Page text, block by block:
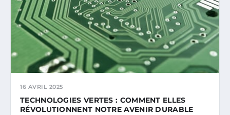
16 AVRIL 2025
TECHNOLOGIES VERTES : COMMENT ELLES
RÉVOLUTIONNENT NOTRE AVENIR DURABLE